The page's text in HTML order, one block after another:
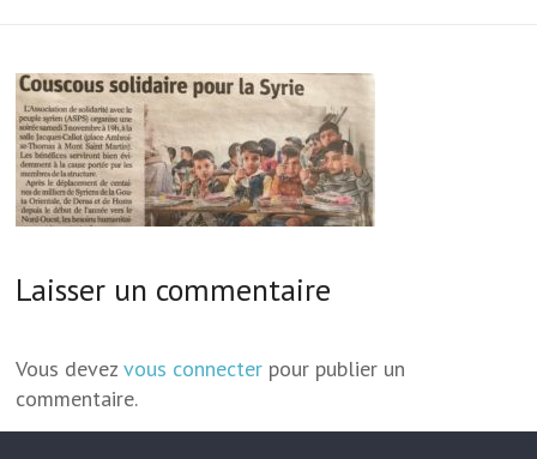
Laisser un commentaire
Vous devezvous connecter pour publier un
commentaire.